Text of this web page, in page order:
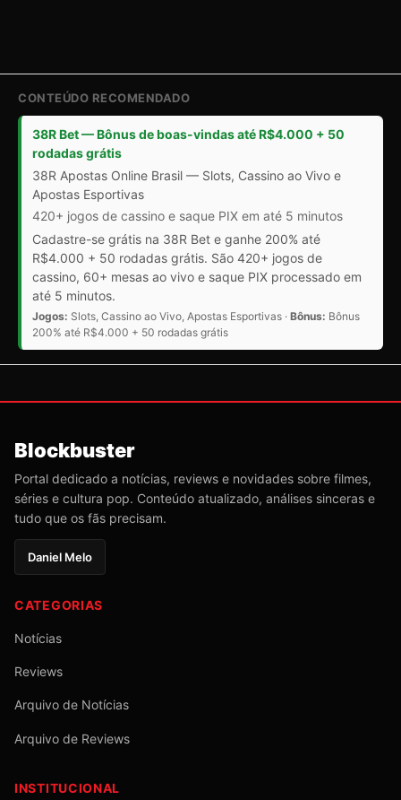
CONTEÚDO RECOMENDADO
38R Bet — Bônus de boas-vindas até R$4.000 + 50
rodadas grátis
38R Apostas Online Brasil — Slots, Cassino ao Vivo e
Apostas Esportivas
420+ jogos de cassino e saque PIX em até 5 minutos
Cadastre-se grátis na 38R Bet e ganhe 200% até
R$4.000 + 50 rodadas grátis. São 420+ jogos de
cassino, 60+ mesas ao vivo e saque PIX processado em
até 5 minutos.
Jogos: Slots, Cassino ao Vivo, Apostas Esportivas · Bônus: Bônus
200% até R$4.000 + 50 rodadas grátis
Blockbuster
Portal dedicado a notícias, reviews e novidades sobre filmes,
séries e cultura pop. Conteúdo atualizado, análises sinceras e
tudo que os fãs precisam.
Daniel Melo
CATEGORIAS
Notícias
Reviews
Arquivo de Notícias
Arquivo de Reviews
INSTITUCIONAL